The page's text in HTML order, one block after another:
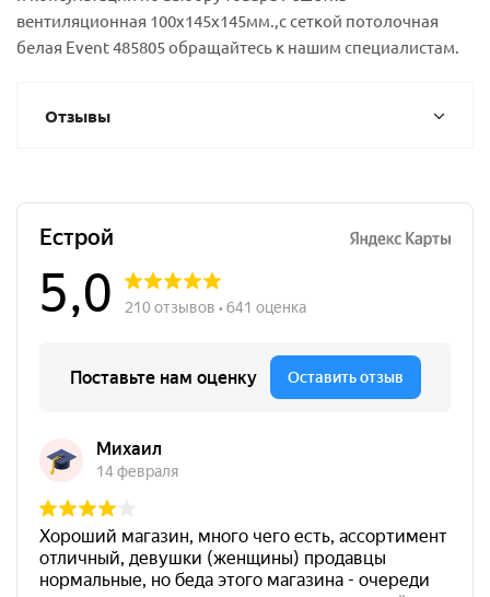
вентиляционная 100х145х145мм.,с сеткой потолочная
белая Event 485805 обращайтесь к нашим специалистам.
Отзывы